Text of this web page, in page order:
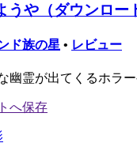
うや（ダウンロー
ド族の星 • レビュー
幽霊が出てくるホラ